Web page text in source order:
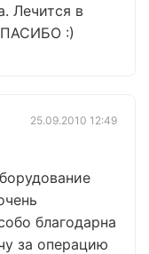
Лечится в
:)
25.09.2010 12:49
благодарна
за операцию